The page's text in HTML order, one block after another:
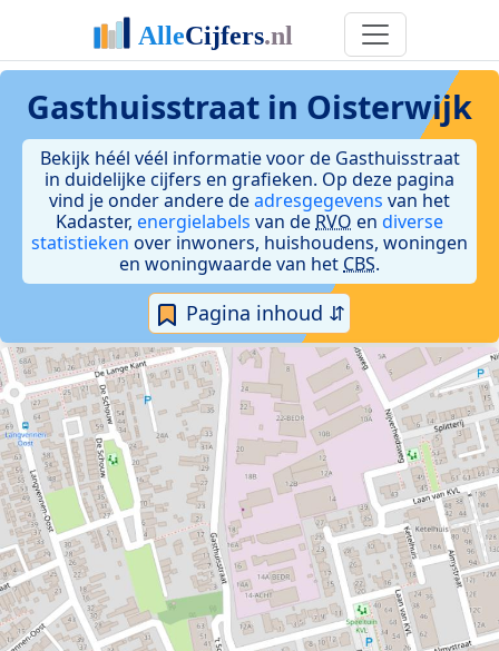
Gasthuisstraat in Oisterwijk
Bekijk héél véél informatie voor de Gasthuisstraat
in duidelijke cijfers en grafieken. Op deze pagina
vind je onder andere deadresgegevens van het
Kadaster, energielabels van de RVO en diverse
statistieken over inwoners, huishoudens, woningen
en woningwaarde van het CBS.
Pagina inhoud ⇵